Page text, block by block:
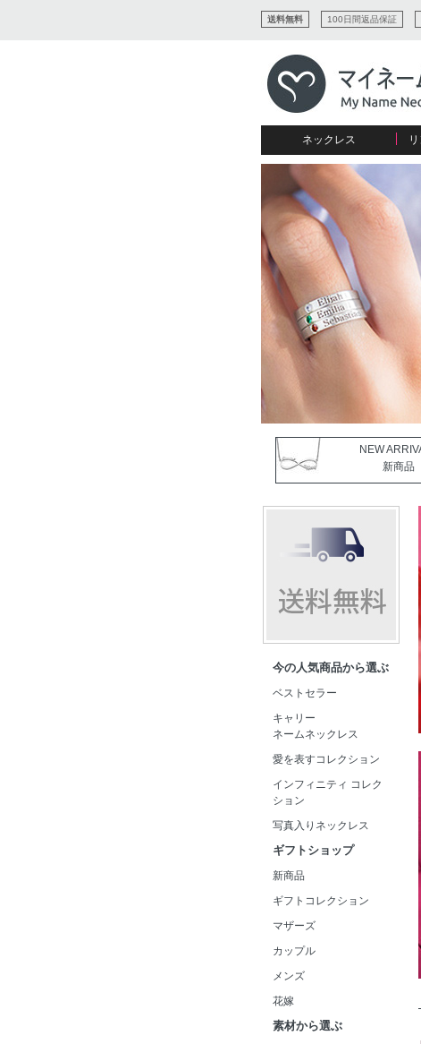
送料無料 100日間返品保証
ネックレス
すべてコレクションを見る
ネームネックレス
キャリーネームネックレス
プチネームネックレス
写真入りネックレス
リング
ブレスレット
愛のブレスレット
愛を表すコレクション
刻印ジュエリー
イニシャルジュエリー
インフィニティ コレクション
誕生石コレクション
バーネックレスコレクション
ディスクとサークルのコレクショ
ネームプレビュー
マザーズ
カップル
メンズ
彼女への贈り物
ギフトコレクション
花嫁
NEW
新商品
今の人気商品から選ぶ
ベストセラー
キャリー
ネームネックレス
愛を表すコレクション
インフィニティ コレク
ション
写真入りネックレス
ギフトショップ
新商品
ギフトコレクション
マザーズ
カップル
メンズ
花嫁
素材から選ぶ